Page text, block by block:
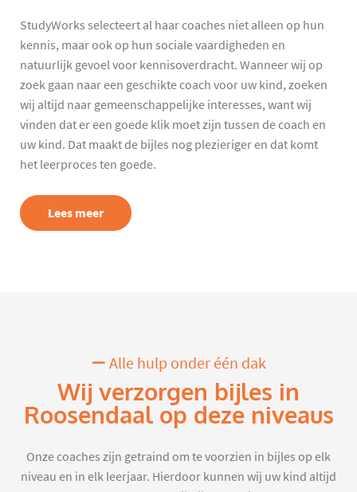
StudyWorks selecteert al haar coaches niet alleen op hun
kennis, maar ook op hun sociale vaardigheden en
natuurlijk gevoel voor kennisoverdracht. Wanneer wij op
zoek gaan naar een geschikte coach voor uw kind, zoeken
wij altijd naar gemeenschappelijke interesses, want wij
vinden dat er een goede klik moet zijn tussen de coach en
uw kind. Dat maakt de bijles nog plezieriger en dat komt
het leerproces ten goede.
Lees meer
Alle hulp onder één dak
Wij verzorgen bijles in
Roosendaal op deze niveaus
Onze coaches zijn getraind om te voorzien in bijles op elk
niveau en in elk leerjaar. Hierdoor kunnen wij uw kind altijd